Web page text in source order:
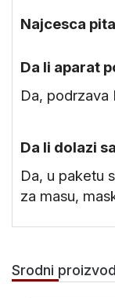
Najcesca
Da li aparat
Da, podrzava
Da li dolazi
Da, u paketu
za masu,
Srodni